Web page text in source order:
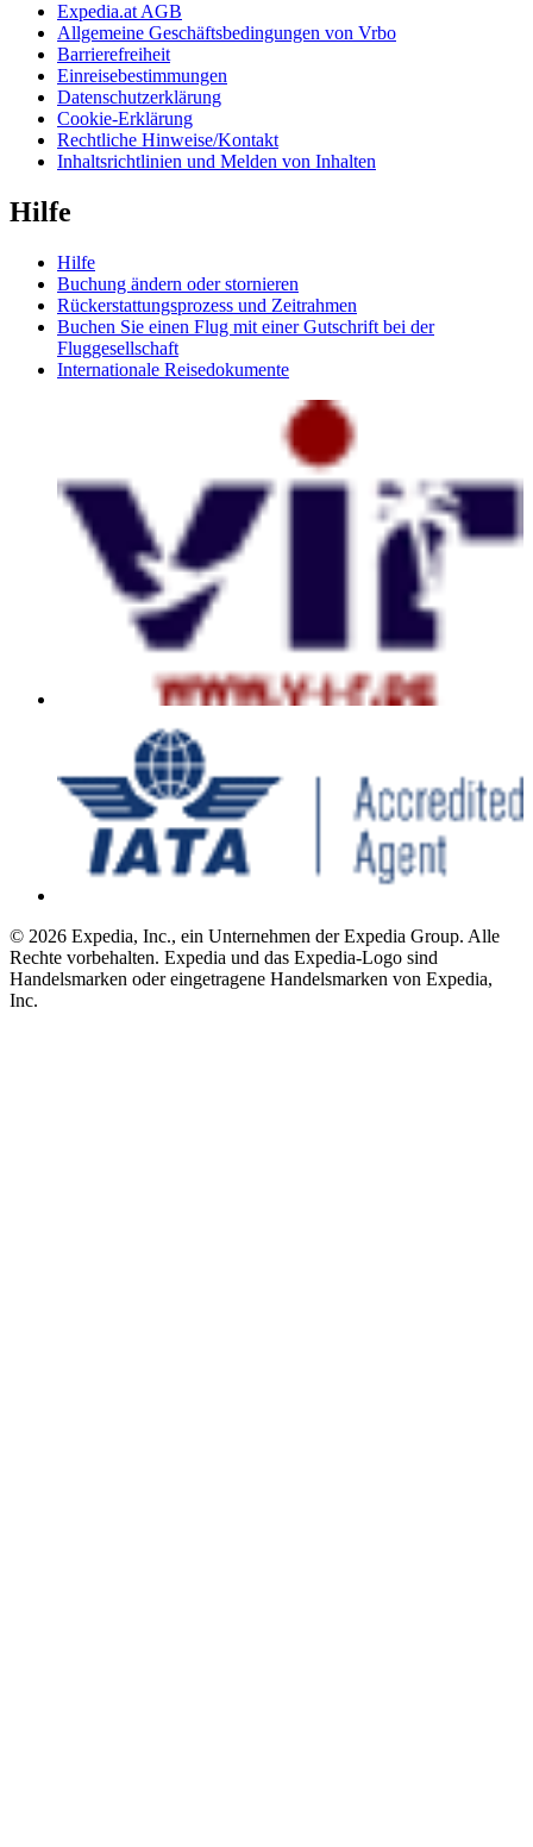
Expedia.at AGB
Allgemeine Geschäftsbedingungen von Vrbo
Barrierefreiheit
Einreisebestimmungen
Datenschutzerklärung
Cookie-Erklärung
Rechtliche Hinweise/Kontakt
Inhaltsrichtlinien und Melden von Inhalten
Hilfe
Hilfe
Buchung ändern oder stornieren
Rückerstattungsprozess und Zeitrahmen
Buchen Sie einen Flug mit einer Gutschrift bei der
Fluggesellschaft
Internationale Reisedokumente
© 2026 Expedia, Inc., ein Unternehmen der Expedia Group. Alle
Rechte vorbehalten. Expedia und das Expedia-Logo sind
Handelsmarken oder eingetragene Handelsmarken von Expedia,
Inc.